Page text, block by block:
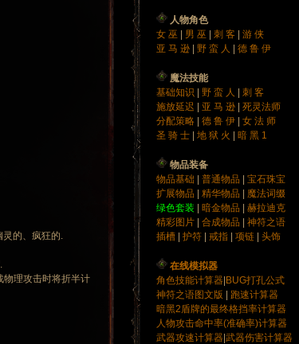
的、疯狂的.
理攻击时将折半计
人物角色
女 巫
男 巫 刺 客
游 侠
亚 马 逊
野 蛮 人 德 鲁 伊
魔法技能
基础知识
野 蛮 人
刺 客
施放延迟
亚 马 逊
死灵法师
分配策略
德 鲁 伊
女 法 师
圣 骑 士
地 狱 火 暗 黑 1
物品装备
物品基础
普通物品 宝石珠宝
扩展物品
精华物品
魔法词缀
绿色套装
暗金物品
赫拉迪克
精彩图片
合成物品
神符之语
插槽
护符 戒指 项链 头饰
在线模拟器
角色技能计算器 BUG打孔公式
神符之语图文版
跑速计算器
暗黑2盾牌的最终格挡率计算器
人物攻击命中率(准确率)计算器
武器攻速计算器 武器伤害计算器